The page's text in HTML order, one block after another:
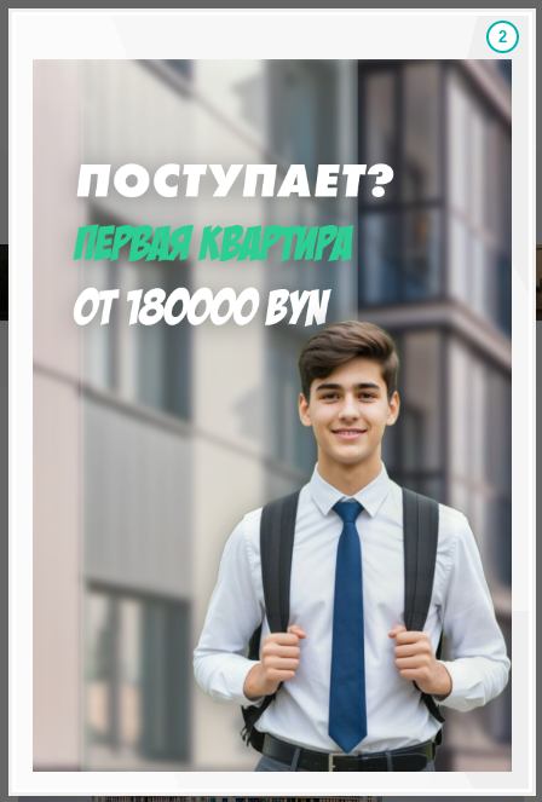
Скидки на новостройки, бонусы
«Минск Мир»
30.7 «Нью-Йорк», квартал Северная Америка
30.7 «Нью-Йорк», квартал
Северная Америка
Минск, Октябрьский, ул. Белградская
метро «Ковальская Слобода», 566 м
1